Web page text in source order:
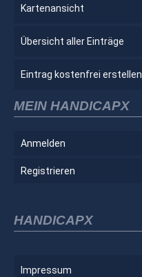
Kartenansicht
Übersicht aller Einträge
Eintrag kostenfrei erstellen
MEIN HANDICAPX
Anmelden
Registrieren
HANDICAPX
Impressum